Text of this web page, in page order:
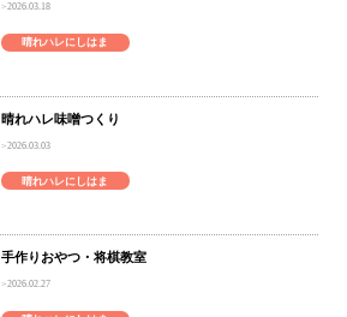
2026.03.18
晴れハレにしはま
晴れハレ味噌つくり
2026.03.03
晴れハレにしはま
手作りおやつ・将棋教室
2026.02.27